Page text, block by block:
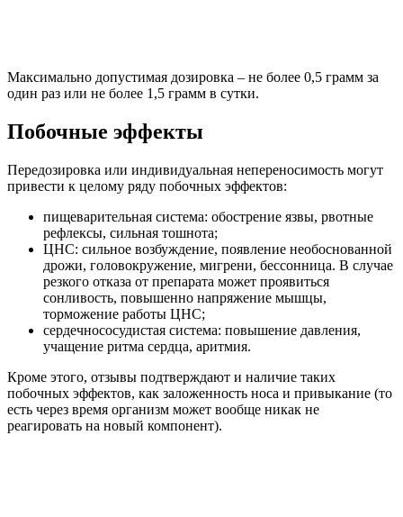
Максимально допустимая дозировка – не более 0,5 грамм за
один раз или не более 1,5 грамм в сутки.
Побочные эффекты
Передозировка или индивидуальная непереносимость могут
привести к целому ряду побочных эффектов:
пищеварительная система: обострение язвы, рвотные
рефлексы, сильная тошнота;
ЦНС: сильное возбуждение, появление необоснованной
дрожи, головокружение, мигрени, бессонница. В случае
резкого отказа от препарата может проявиться
сонливость, повышенно напряжение мышцы,
торможение работы ЦНС;
сердечнососудистая система: повышение давления,
учащение ритма сердца, аритмия.
Кроме этого, отзывы подтверждают и наличие таких
побочных эффектов, как заложенность носа и привыкание (то
есть через время организм может вообще никак не
реагировать на новый компонент).